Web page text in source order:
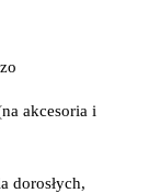
akcesoria i
dorosłych,